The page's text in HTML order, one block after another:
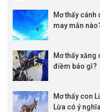
Mơ thấy
may mắn
Mơ thấy xăng
điềm báo gì?
Mơ thấy con
Lừa có ý